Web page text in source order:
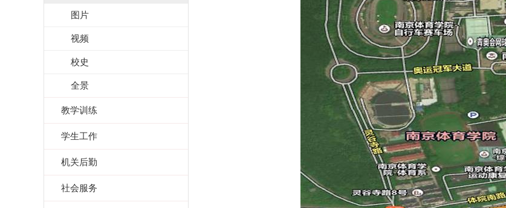
图片
视频
校史
全景
教学训练
学生工作
机关后勤
社会服务